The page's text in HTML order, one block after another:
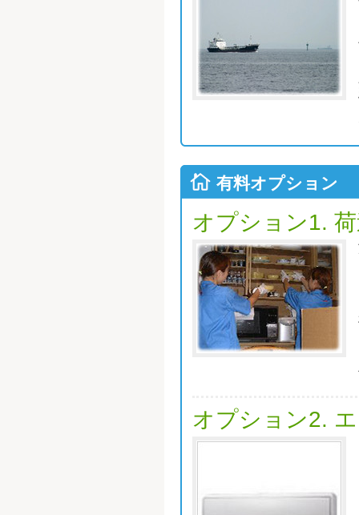
有料オプション
オプション1.
オプション2.